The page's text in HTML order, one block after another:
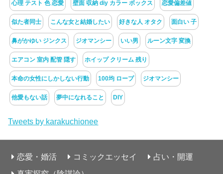
心理 テスト 色 恋愛 壁面 収納 diy カラー ボックス 恋愛偏差値
似た者同士 こんな女と結婚したい 好きな人 オタク 面白い 子
鼻がかゆい ジンクス ジオマンシー いい男 ルーン文字 変換
エアコン 室内 配管 隠す ホイップ クリーム 残り
本命の女性にしかしない行動 100均 ロープ ジオマンシー
他愛もない話 夢中になれること DIY
Tweets by karakuchionee
恋愛・婚活 コミックエッセイ
占い・開運